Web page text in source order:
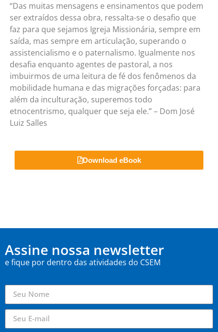
“Das muitas mensagens e ensinamentos que podem
ser extraídos dessa obra, ressalta-se o desafio que
faz para que sejamos Igreja Missionária, sempre em
saída, mas sempre em articulação, superando o
assistencialismo e o paternalismo. Igualmente nos
desafia enquanto agentes de pastoral, a nos
imbuirmos de uma leitura de fé dos fenômenos da
mobilidade humana e das migrações forçadas: para
além da inculturação, superemos todo
etnocentrismo, qualquer que seja ele.” – Dom José
Luiz Salles
Download eBook
Assine nossa newsletter
e fique por dentro das atividades do CSEM